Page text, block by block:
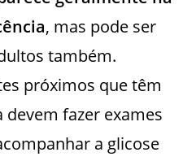
, mas pode ser
também.
próximos que têm
fazer exames
a glicose